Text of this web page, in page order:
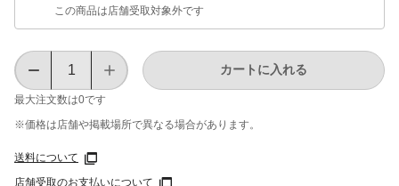
この商品は店舗受取対象外です
最大注文数は0です
カートに入れる
※価格は​店舗や​掲載場所で​異なる​場合が​あります。
送料について
店舗受取のお支払いについて